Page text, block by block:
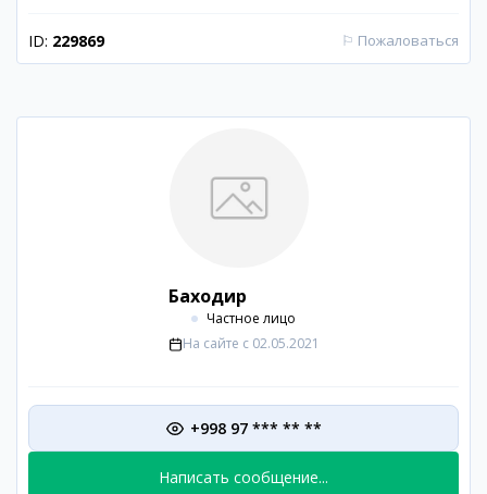
ID: 229869 ⚐ Пожаловаться
Баходир
Частное лицо
На сайте с 02.05.2021
+998 97 *** ** **
Написать сообщение...